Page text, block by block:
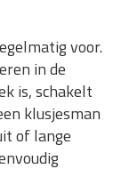
voor.
in de
is, schakelt
klusjesman
of lange